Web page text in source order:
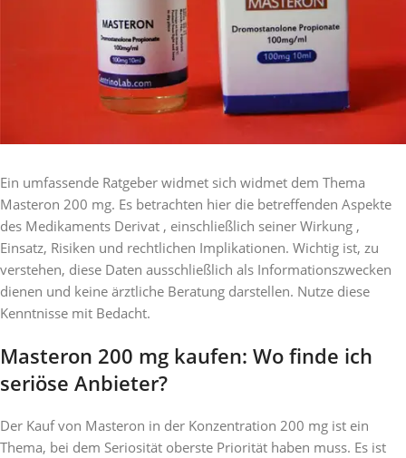
Ein umfassende Ratgeber widmet sich widmet dem Thema
Masteron 200 mg. Es betrachten hier die betreffenden Aspekte
des Medikaments Derivat , einschließlich seiner Wirkung ,
Einsatz, Risiken und rechtlichen Implikationen. Wichtig ist, zu
verstehen, diese Daten ausschließlich als Informationszwecken
dienen und keine ärztliche Beratung darstellen. Nutze diese
Kenntnisse mit Bedacht.
Masteron 200 mg kaufen: Wo finde ich
seriöse Anbieter?
Der Kauf von Masteron in der Konzentration 200 mg ist ein
Thema, bei dem Seriosität oberste Priorität haben muss. Es ist